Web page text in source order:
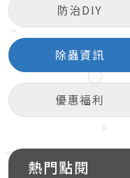
防治DIY
除蟲資訊
優惠福利
熱門點閱